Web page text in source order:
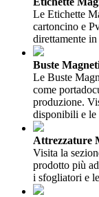
Le Etichette
cartoncino e
direttamente
Buste
Le Buste
come
produzione.
disponibili e le
Attrezzature
Visita la
prodotto più
i sfogliatori e